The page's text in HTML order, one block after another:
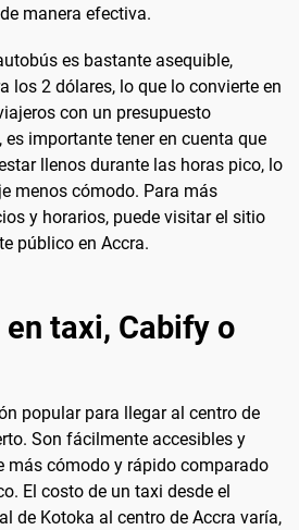
manera efectiva.
es bastante asequible,
los 2 dólares, lo que lo convierte en
con un presupuesto
importante tener en cuenta que
llenos durante las horas pico, lo
menos cómodo. Para más
y horarios, puede visitar el sitio
público en Accra.
en taxi, Cabify o
popular para llegar al centro de
Son fácilmente accesibles y
más cómodo y rápido comparado
El costo de un taxi desde el
de Kotoka al centro de Accra varía,